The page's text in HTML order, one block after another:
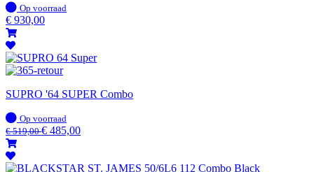
Op
voorraad
Op voorraad
€ 930,00
SUPRO '64 SUPER Combo
Op
voorraad
Op voorraad
€519,00€ 485,00